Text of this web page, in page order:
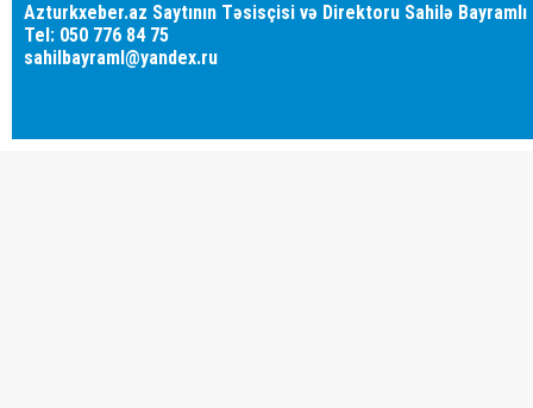
Azturkxeber.az Saytının Təsisçisi və Direktoru Sahilə Bayramlı
Tel: 050 776 84 75
sahilbayraml@yandex.ru